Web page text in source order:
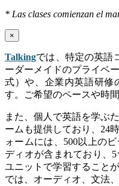
* Las clases comienzan el
×
Talkingでは、特定の英語
ーダーメイドのプライベ
式）や、企業内英語研修
す。ご希望のペースや時
また、個人で英語を学ぶ
ームも提供しており、24
ォームには、500以上の
ディオが含まれており、
ユニットで学習すること
では、オーディオ、文法